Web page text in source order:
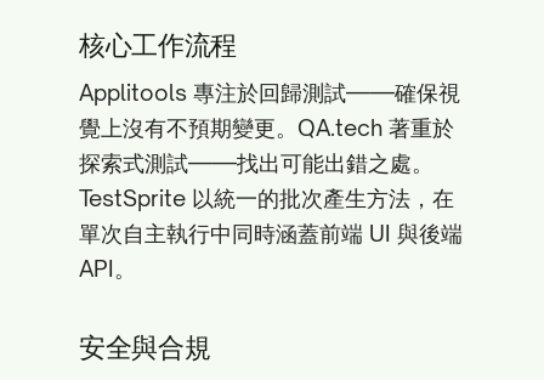
核心工作流程
Applitools 專注於回歸測試——確保視
覺上沒有不預期變更。QA.tech 著重於
探索式測試——找出可能出錯之處。
TestSprite 以統一的批次產生方法，在
單次自主執行中同時涵蓋前端 UI 與後端
API。
安全與合規